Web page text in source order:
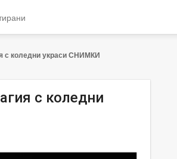
с коледни украси СНИМКИ
с коледни